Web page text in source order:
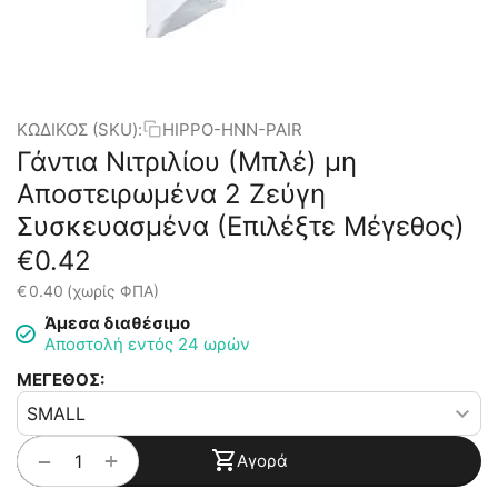
ΚΩΔΙΚΟΣ (SKU): HIPPO-HNN-PAIR
Γάντια Νιτριλίου (Μπλέ) μη
Αποστειρωμένα 2 Ζεύγη
Συσκευασμένα (Επιλέξτε Μέγεθος)
€0.42
€0.40 (χωρίς ΦΠΑ)
Άμεσα διαθέσιμο
Αποστολή εντός 24 ωρών
ΜΕΓΕΘΟΣ:
+
− Αγορά